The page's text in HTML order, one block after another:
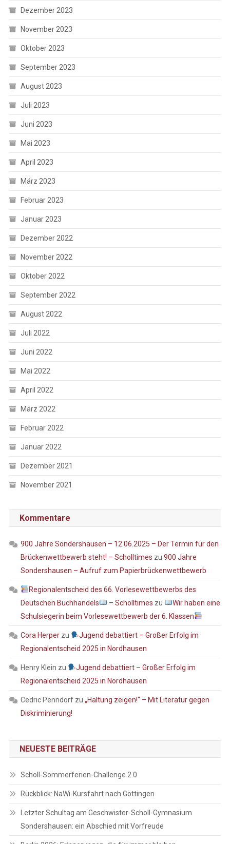
Dezember 2023
November 2023
Oktober 2023
September 2023
August 2023
Juli 2023
Juni 2023
Mai 2023
April 2023
März 2023
Februar 2023
Januar 2023
Dezember 2022
November 2022
Oktober 2022
September 2022
August 2022
Juli 2022
Juni 2022
Mai 2022
April 2022
März 2022
Februar 2022
Januar 2022
Dezember 2021
November 2021
Kommentare
900 Jahre Sondershausen – 12.06.2025 – Der Termin für den
Brückenwettbewerb steht! – Scholltimes zu 900 Jahre
Sondershausen – Aufruf zum Papierbrückenwettbewerb
Regionalentscheid des 66. Vorlesewettbewerbs des
Deutschen Buchhandels
– Scholltimes zu
Wir haben eine
Schulsiegerin beim Vorlesewettbewerb der 6. Klassen
Cora Herperzu
Jugend debattiert – Großer Erfolg im
Regionalentscheid 2025 in Nordhausen
Henry Klein zu
Jugend debattiert – Großer Erfolg im
Regionalentscheid 2025 in Nordhausen
Cedric Penndorfzu „Haltung zeigen!“ – Mit Literatur gegen
Diskriminierung!
NEUESTE BEITRÄGE
Scholl-Sommerferien-Challenge 2.0
Rückblick: NaWi-Kursfahrt nach Göttingen
Letzter Schultag am Geschwister-Scholl-Gymnasium
Sondershausen: ein Abschied mit Vorfreude